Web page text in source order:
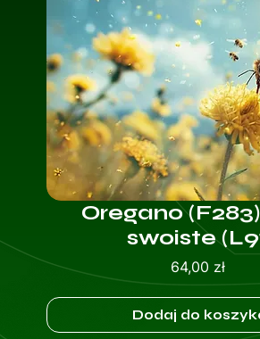
Oregano
swoiste
64,00 złCena
Dodaj do